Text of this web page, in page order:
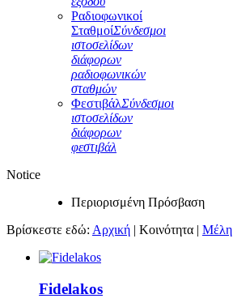
Ραδιοφωνικοί
ΣταθμοίΣύνδεσμοι
ιστοσελίδων
διάφορων
ραδιοφωνικών
σταθμών
ΦεστιβάλΣύνδεσμοι
ιστοσελίδων
διάφορων
φεστιβάλ
Notice
Περιορισμένη Πρόσβαση
Βρίσκεστε εδώ: Αρχική | Κοινότητα | Μέλη
Fidelakos